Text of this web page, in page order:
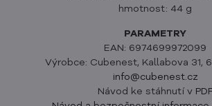
hmotnost: 44 g
PARAMETRY
EAN: 6974699972099
Výrobce: Cubenest, Kallabova 31,
info@cubenest.cz
Návod ke stáhnutí v